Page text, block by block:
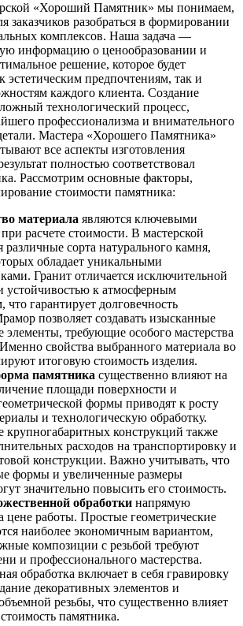
«Хороший Памятник» мы понимаем,
заказчиков разобраться в формировании
комплексов. Наша задача —
информацию о ценообразовании и
решение, которое будет
эстетическим предпочтениям, так и
каждого клиента. Создание
технологический процесс,
профессионализма и внимательного
Мастера «Хорошего Памятника»
все аспекты изготовления
полностью соответствовал
Рассмотрим основные факторы,
стоимости памятника:
материала являются ключевыми
расчете стоимости. В мастерской
различные сорта натурального камня,
обладает уникальными
Гранит отличается исключительной
устойчивостью к атмосферным
что гарантирует долговечность
позволяет создавать изысканные
элементы, требующие особого мастерства
свойства выбранного материала во
итоговую стоимость изделия.
памятника существенно влияют на
площади поверхности и
формы приводят к росту
и технологическую обработку.
крупногабаритных конструкций также
расходов на транспортировку и
конструкции. Важно учитывать, что
формы и увеличенные размеры
значительно повысить его стоимость.
обработки напрямую
цене работы. Простые геометрические
наиболее экономичным вариантом,
композиции с резьбой требуют
и профессионального мастерства.
обработка включает в себя гравировку
декоративных элементов и
резьбы, что существенно влияет
памятника.